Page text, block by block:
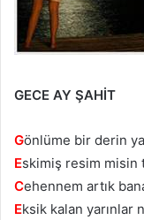
GECE AY ŞAHİT
Gönlüme bir derin
Eskimiş resim misin
Cehennem artık
Eksik kalan yarınlar